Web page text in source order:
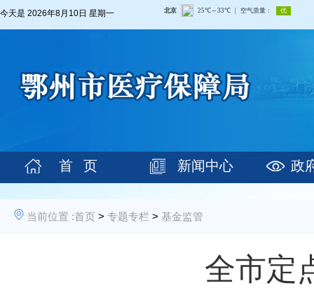
今天是 2026年8月10日 星期一
首 页 新闻中心 政
当前位置 :首页 > 专题专栏 > 基金监管
全市定